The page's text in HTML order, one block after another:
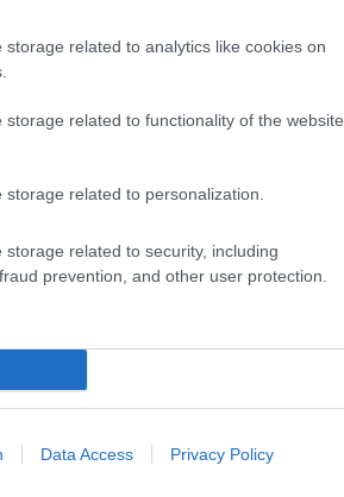
related to analytics like cookies on
related to functionality of the website
related to personalization.
related to security, including
prevention, and other user protection.
Data Access Privacy Policy
“novērst jebkādu